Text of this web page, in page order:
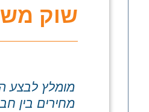
שוק
מומלץ לבצע
מחירים בין